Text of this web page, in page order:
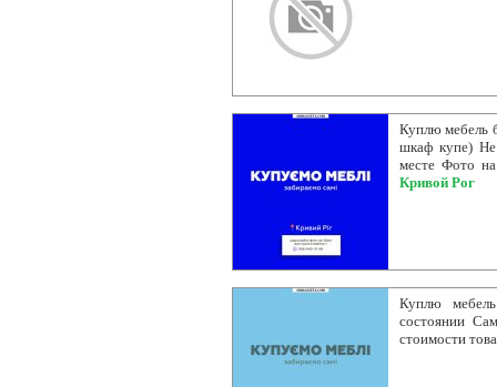
Куплю мебель
шкаф купе)
месте Фото
Кривой Рог
Куплю
состоянии
стоимости